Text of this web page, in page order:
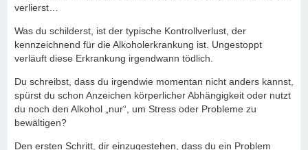
verlierst…
Was du schilderst, ist der typische Kontrollverlust, der
kennzeichnend für die Alkoholerkrankung ist. Ungestoppt
verläuft diese Erkrankung irgendwann tödlich.
Du schreibst, dass du irgendwie momentan nicht anders kannst,
spürst du schon Anzeichen körperlicher Abhängigkeit oder nutzt
du noch den Alkohol „nur“, um Stress oder Probleme zu
bewältigen?
Den ersten Schritt, dir einzugestehen, dass du ein Problem